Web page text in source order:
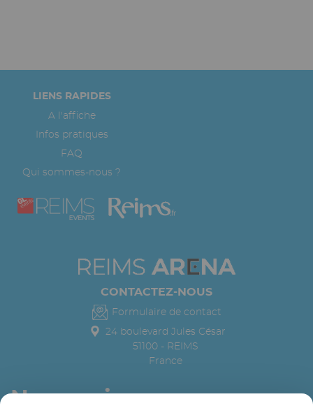
LIENS RAPIDES
A l'affiche
Infos pratiques
FAQ
Qui sommes-nous ?
CONTACTEZ-NOUS
Formulaire de contact
24 boulevard Jules César
51100- REIMS
France
Nous suivre